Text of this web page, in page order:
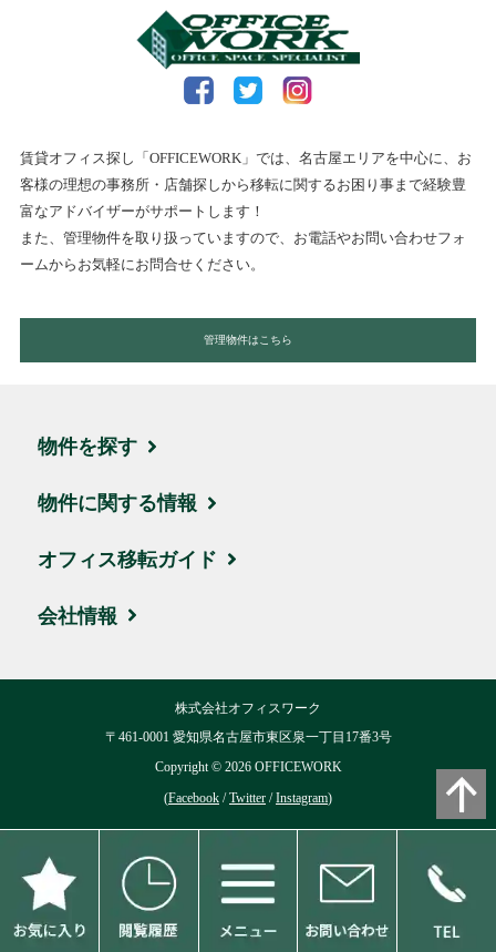
賃貸オフィス探し「OFFICEWORK」では、名古屋エリアを中心に、お
客様の理想の事務所・店舗探しから移転に関するお困り事まで経験豊
富なアドバイザーがサポートします！
また、管理物件を取り扱っていますので、お電話やお問い合わせフォ
ームからお気軽にお問合せください。
管理物件はこちら
物件を探す
エリア・住所から探す
駅名・沿線から探す
地図から探す
ハイグレード物件
物件に関する情報
ブログ
取引実績・お客様の声
オフィス移転ガイド
お引越しの流れ
移転費用について
よくある質問
会社情報
ブログ
個人情報保護方針
お問い合わせ
株式会社オフィスワーク
〒461-0001 愛知県名古屋市東区泉一丁目17番3号
Copyright © 2026OFFICEWORK
(Facebook /Twitter /Instagram)